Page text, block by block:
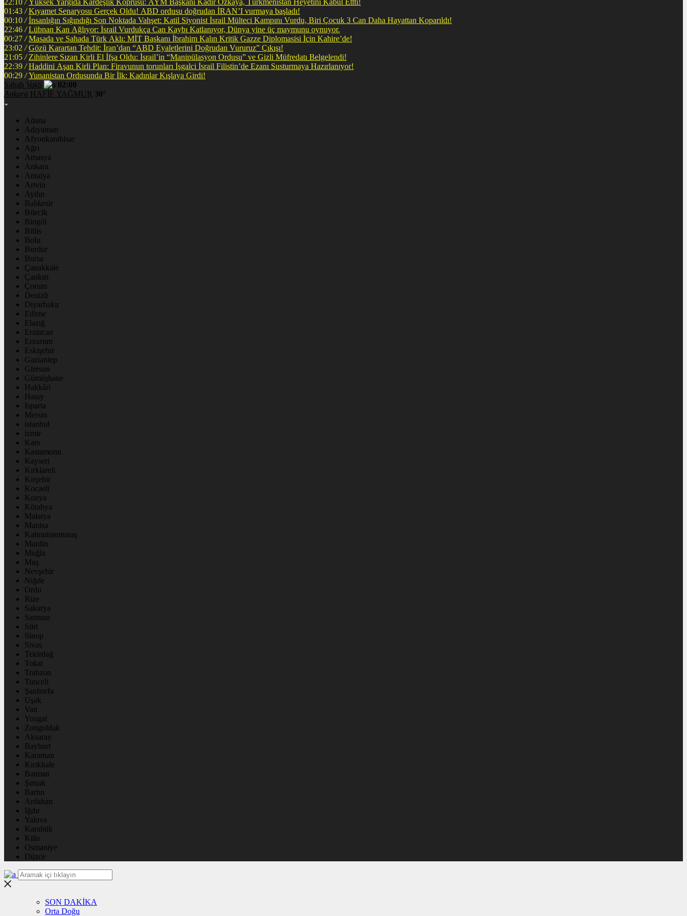
22:10 / Yüksek Yargıda Kardeşlik Köprüsü: AYM Başkanı Kadir Özkaya, Türkmenistan Heyetini Kabul Ettti!
01:43 /
Kıyamet Senaryosu Gerçek Oldu! ABD ordusu doğrudan İRAN’I vurmaya başladı!
00:10 / İnsanlığın Sığındığı Son Noktada Vahşet: Katil Siyonist İsrail Mülteci Kampını Vurdu, Biri Çocuk 3 Can Daha Hayattan Koparıldı!
22:46 / Lübnan Kan Ağlıyor: İsrail Vurdukça Can Kaybı Katlanıyor, Dünya yine üç maymunu oynuyor.
00:27 / Masada ve Sahada Türk Aklı: MİT Başkanı İbrahim Kalın Kritik Gazze Diplomasisi İçin Kahire’de!
23:02 / Gözü Karartan Tehdit: İran’dan “ABD Eyaletlerini Doğrudan Vururuz” Çıkışı!
21:05 / Zihinlere Sızan Kirli El İfşa Oldu: İsrail’in “Manipülasyon Ordusu” ve Gizli Müfredatı Belgelendi!
22:39 /
Haddini Aşan Kirli Plan: Firavunun torunları İşgalci İsrail Filistin’de Ezanı Susturmaya Hazırlanıyor!
00:29 / Yunanistan Ordusunda Bir İlk: Kadınlar Kışlaya Girdi!
Sabah Vakti
02:00
Ankara HAFİF YAĞMUR 30°
Adana
Adıyaman
Afyonkarahisar
Ağrı
Amasya
Ankara
Antalya
Artvin
Aydın
Balıkesir
Bilecik
Bingöl
Bitlis
Bolu
Burdur
Bursa
Çanakkale
Çankırı
Çorum
Denizli
Diyarbakır
Edirne
Elazığ
Erzincan
Erzurum
Eskişehir
Gaziantep
Giresun
Gümüşhane
Hakkâri
Hatay
Isparta
Mersin
istanbul
izmir
Kars
Kastamonu
Kayseri
Kırklareli
Kırşehir
Kocaeli
Konya
Kütahya
Malatya
Manisa
Kahramanmaraş
Mardin
Muğla
Muş
Nevşehir
Niğde
Ordu
Rize
Sakarya
Samsun
Siirt
Sinop
Sivas
Tekirdağ
Tokat
Trabzon
Tunceli
Şanlıurfa
Uşak
Van
Yozgat
Zonguldak
Aksaray
Bayburt
Karaman
Kırıkkale
Batman
Şırnak
Bartın
Ardahan
Iğdır
Yalova
Karabük
Kilis
Osmaniye
Düzce
SON DAKİKA
Orta Doğu